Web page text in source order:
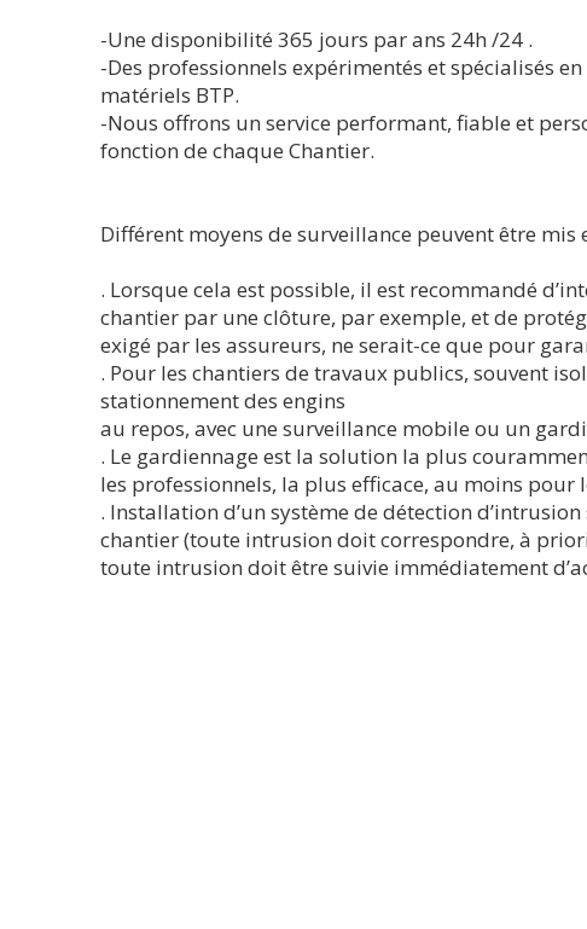
-Une disponibilité 365 jours par ans 24h /24 .
-Des professionnels expérimentés et spécialisés
matériels BTP.
-Nous offrons un service performant, fiable et
fonction de chaque Chantier.
Différent moyens de surveillance peuvent être mis
. Lorsque cela est possible, il est recommandé
chantier par une clôture, par exemple, et de
exigé par les assureurs, ne serait-ce que pour
. Pour les chantiers de travaux publics, souvent
stationnement des engins
au repos, avec une surveillance mobile ou un
. Le gardiennage est la solution la plus
les professionnels, la plus efficace, au moins
. Installation d’un système de détection
chantier (toute intrusion doit correspondre, à
toute intrusion doit être suivie immédiatement